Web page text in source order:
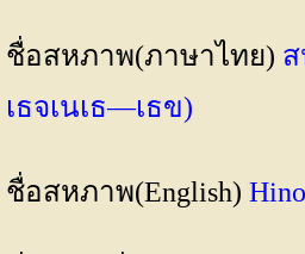
ชื่อสหภาพ(ภาษาไทย) ส
เธจเนเธ—เธข)
ชื่อสหภาพ(English)